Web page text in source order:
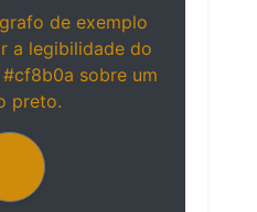
de exemplo
a legibilidade do
sobre um
preto.